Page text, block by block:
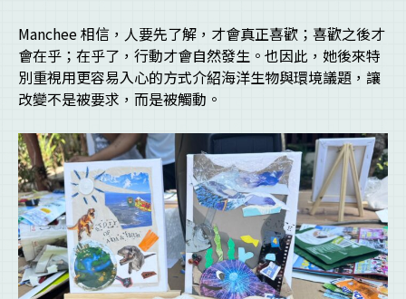
Manchee 相信，人要先了解，才會真正喜歡；喜歡之後才
會在乎；在乎了，行動才會自然發生。也因此，她後來特
別重視用更容易入心的方式介紹海洋生物與環境議題，讓
改變不是被要求，而是被觸動。